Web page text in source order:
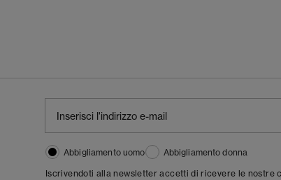
Abbigliamento uomo
Abbigliamento donna
Iscrivendoti alla newsletter accetti di ricevere le nostre